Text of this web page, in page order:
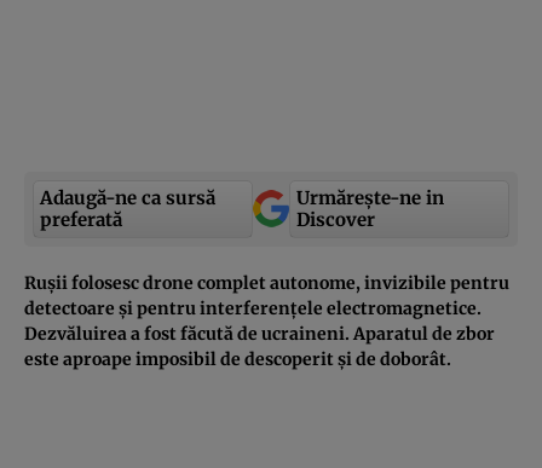
Adaugă-ne ca sursă
preferată
Urmărește-ne in
Discover
Rușii folosesc drone complet autonome, invizibile pentru
detectoare și pentru interferențele electromagnetice.
Dezvăluirea a fost făcută de ucraineni. Aparatul de zbor
este aproape imposibil de descoperit și de doborât.